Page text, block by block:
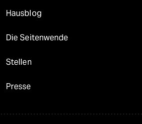
Hausblog
Die Seitenwende
Stellen
Presse